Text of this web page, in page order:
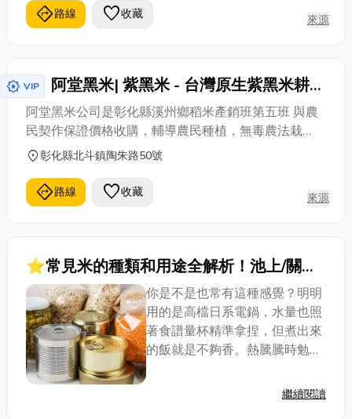
賣利用組合」，三十一年易名「二崙庄農業會」，三
十五年改制，二分為「二崙鄉農會」及「二崙鄉合作
永定、三和辦事處及果菜市場。
directions路線 favorite收藏 來源
award_star VIP
阿堂黑米| 紫黑米 - 台灣原生紫黑米耕種
復育
阿堂黑米公司是彰化縣溪州鄉稻米產銷班第五班 與農
民契作保證價格收購，輔導農民種植，無毒農法栽
培，經SGS檢驗無農藥殘留、無重金屬、無黃麴毒
入台灣原生紫黑米的耕種復育，並苦心研究改進種植
技術，篩選最優質的品種，加上地處彰化溪州濁水溪
鼻，入口軟中帶Q，為極品黑珍珠米。
location_on彰化縣北斗鎮陶朱路50號
directions路線 favorite收藏 來源
⭐常見米的種類和用途全解析！池上/關山/
富里與香米品種比較，加碼老字號台東米行
推薦
你是不是也常有這種感覺？明明
用的是高檔日系電鍋，水量也照
著食譜量杯精準拿捏，但煮出來
的飯就是不夠香。熱騰騰時勉強
校或公司，中午蒸過之後，米粒
繼續閱讀